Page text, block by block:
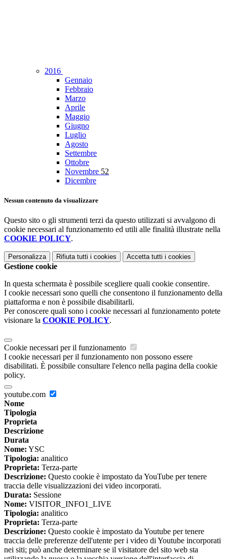
2016
Gennaio
Febbraio
Marzo
Aprile
Maggio
Giugno
Luglio
Agosto
Settembre
Ottobre
Novembre 52
Dicembre
Nessun contenuto da visualizzare
Questo sito o gli strumenti terzi da questo utilizzati si avvalgono di
cookie necessari al funzionamento ed utili alle finalità illustrate nella
COOKIE POLICY.
Personalizza Rifiuta tutti i cookies Accetta tutti i cookies
Gestione cookie
In questa schermata è possibile scegliere quali cookie consentire.
I cookie necessari sono quelli che consentono il funzionamento della
piattaforma e non è possibile disabilitarli.
Per conoscere quali sono i cookie necessari al funzionamento potete
visionare la COOKIE POLICY.
Cookie necessari per il funzionamento
I cookie necessari per il funzionamento non possono essere
disabilitati. È possibile consultare l'elenco nella pagina della cookie
policy.
youtube.com
Nome
Tipologia
Proprieta
Descrizione
Durata
Nome: YSC
Tipologia: analitico
Proprieta: Terza-parte
Descrizione: Questo cookie è impostato da YouTube per tenere
traccia delle visualizzazioni dei video incorporati.
Durata: Sessione
Nome: VISITOR_INFO1_LIVE
Tipologia: analitico
Proprieta: Terza-parte
Descrizione: Questo cookie è impostato da Youtube per tenere
traccia delle preferenze dell'utente per i video di Youtube incorporati
nei siti; può anche determinare se il visitatore del sito web sta